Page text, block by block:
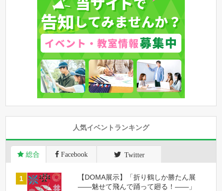
人気イベントランキング
総合 Facebook Twitter
【DOMA展示】「折り鶴しか勝たん展
――魅せて飛んで踊って廻る！――」